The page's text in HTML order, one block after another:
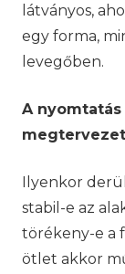
látványos,
egy forma,
levegőben.
A
Ilyenkor
stabil-e az
törékeny-e a
ötlet akkor